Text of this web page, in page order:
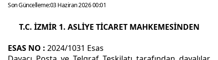
Son Güncelleme:03 Haziran 2026 00:01
T.C. İZMİR 1. ASLİYE TİCARET MAHKEMESİNDEN
ESAS NO : 2024/1031 Esas